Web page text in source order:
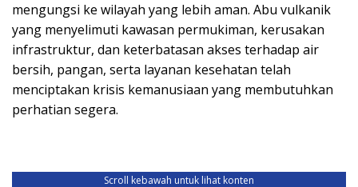
mengungsi ke wilayah yang lebih aman. Abu vulkanik
yang menyelimuti kawasan permukiman, kerusakan
infrastruktur, dan keterbatasan akses terhadap air
bersih, pangan, serta layanan kesehatan telah
menciptakan krisis kemanusiaan yang membutuhkan
perhatian segera.
Scroll kebawah untuk lihat konten